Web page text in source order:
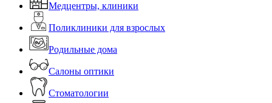
Медцентры, клиники
Поликлиники для взрослых
Родильные дома
Салоны оптики
Стоматологии